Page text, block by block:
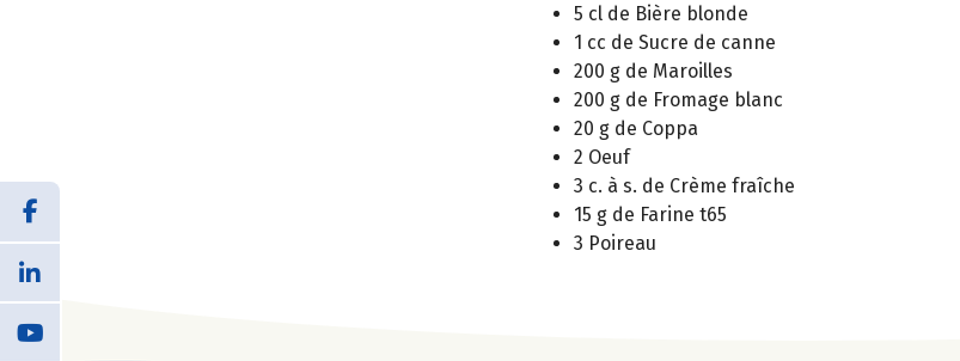
5 cl de Bière blonde
1 cc de Sucre de canne
200 g de Maroilles
200 g de Fromage blanc
20 g de Coppa
2 Oeuf
3 c. à s. de Crème fraîche
15 g de Farine t65
3 Poireau